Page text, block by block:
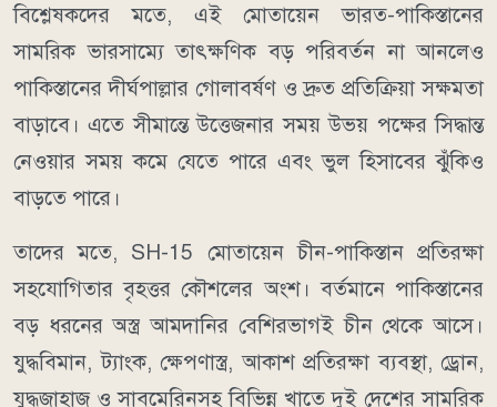
বিশ্লেষকদের মতে, এই মোতায়েন ভারত-পাকিস্তানের
সামরিক ভারসাম্যে তাৎক্ষণিক বড় পরিবর্তন না আনলেও
পাকিস্তানের দীর্ঘপাল্লার গোলাবর্ষণ ও দ্রুত প্রতিক্রিয়া সক্ষমতা
বাড়াবে। এতে সীমান্তে উত্তেজনার সময় উভয় পক্ষের সিদ্ধান্ত
নেওয়ার সময় কমে যেতে পারে এবং ভুল হিসাবের ঝুঁকিও
বাড়তে পারে।
তাদের মতে, SH-15 মোতায়েন চীন-পাকিস্তান প্রতিরক্ষা
সহযোগিতার বৃহত্তর কৌশলের অংশ। বর্তমানে পাকিস্তানের
বড় ধরনের অস্ত্র আমদানির বেশিরভাগই চীন থেকে আসে।
যুদ্ধবিমান, ট্যাংক, ক্ষেপণাস্ত্র, আকাশ প্রতিরক্ষা ব্যবস্থা, ড্রোন,
যুদ্ধজাহাজ ও সাবমেরিনসহ বিভিন্ন খাতে দুই দেশের সামরিক